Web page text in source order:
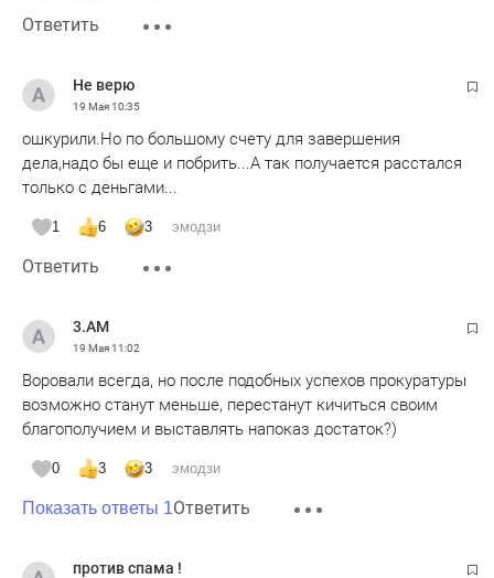
Ответить
Не верю
19 Мая10:35
ошкурили.Но по большому счету для завершения
дела,надо бы еще и побрить...А так получается расстался
только с деньгами...
1 6 3 эмодзи
Ответить
3.AM
19 Мая11:02
Воровали всегда, но после подобных успехов прокуратуры
возможно станут меньше, перестанут кичиться своим
благополучием и выставлять напоказ достаток?)
0 3 3 эмодзи
Показать ответы 1Ответить
против спама !